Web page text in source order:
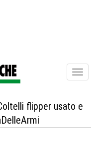
flipper usato e